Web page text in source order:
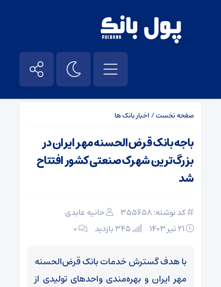
صفحه نخست/ اخبار بانک ها
باجه بانک قرض‌الحسنه مهر ایران در
بزرگ‌ترین شهرک صنعتی کشور افتتاح
شد
کد نوشته: 355658
حانیه عابدی
۰
با هدف گسترش خدمات بانک قرض‌الحسنه
مهر ایران و بهره‌مندی واحدهای تولیدی از